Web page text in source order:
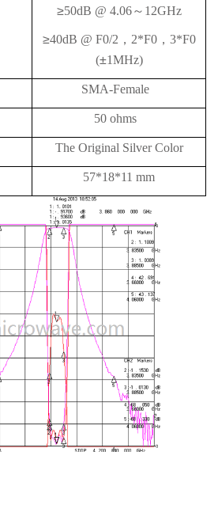
≥50dB @ 4.06～ 12GHz
≥40dB @ F0/2 ， 2*F0， 3*F0
(±1MHz)
SMA-Female
50 ohms
The Original Silver Color
57*18*11 mm